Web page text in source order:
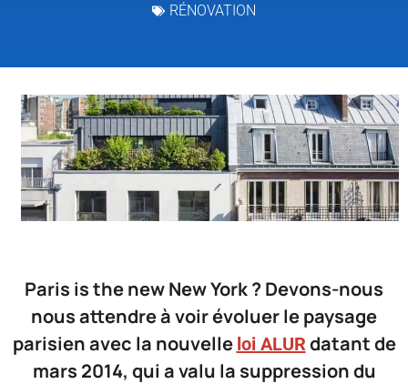
RÉNOVATION
Paris is the new New York ? Devons-nous
nous attendre à voir évoluer le paysage
parisien avec la nouvelle loi ALURdatant de
mars 2014, qui a valu la suppression du